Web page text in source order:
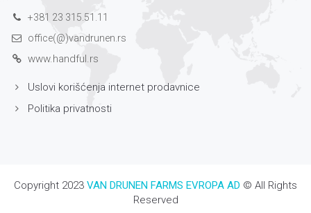
+381 23 315.51.11
office(@)vandrunen.rs
www.handful.rs
Uslovi korišćenja internet prodavnice
Politika privatnosti
Copyright 2023 VAN DRUNEN FARMS EVROPA AD © All Rights
Reserved